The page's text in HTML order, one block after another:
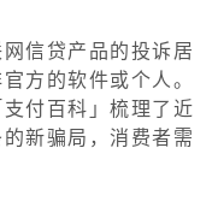
信贷产品的投诉居
方的软件或个人。
付百科」梳理了近
新骗局，消费者需